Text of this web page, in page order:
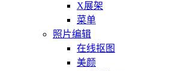
X展架
菜单
照片编辑
在线抠图
美颜